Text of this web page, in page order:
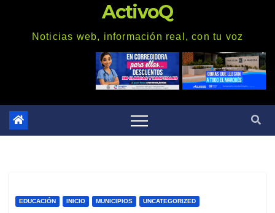
ActivoQ
Noticias web, información real, con tu voz
EDUCACIÓN INICIO MUNICIPIOS UNCATEGORIZED